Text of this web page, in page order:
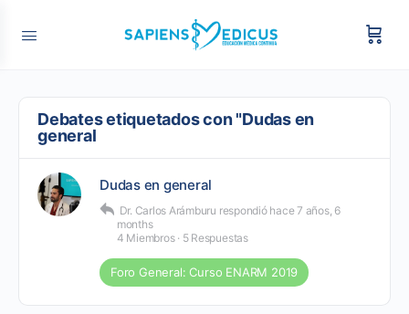
Debates etiquetados con "Dudas en
general
Dudas en general
Dr. Carlos Arámburu respondió hace 7 años, 6
months
4 Miembros · 5 Respuestas
Foro General: Curso ENARM 2019